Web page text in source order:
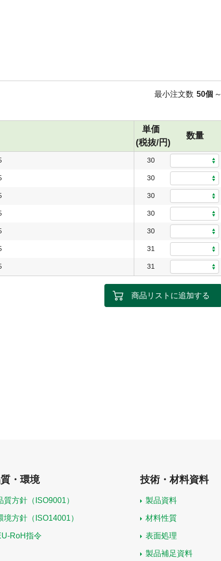
最小注文数 50個
単価
(税抜/円)
数量
30
30
30
30
30
31
31
商品リストに追加する
・環境
質方針（ISO9001）
境方針（ISO14001）
RoH指令
技術・材料資料
製品資料
材料性質
表面処理
製品補足資料